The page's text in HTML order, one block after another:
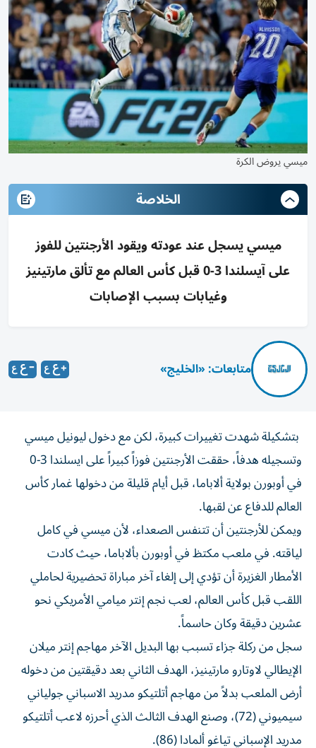
ميسي يروض الكرة
الخلاصة
ميسي يسجل عند عودته ويقود الأرجنتين للفوز
على آيسلندا 3-0 قبل كأس العالم مع تألق مارتينيز
وغيابات بسبب الإصابات
متابعات: «الخليج»
بتشكيلة شهدت تغييرات كبيرة، لكن مع دخول ليونيل ميسي
وتسجيله هدفاً، حققت الأرجنتين فوزاً كبيراً على ايسلندا 3-0
في أوبورن بولاية ألاباما، قبل أيام قليلة من دخولها غمار كأس
العالم للدفاع عن لقبها.
ويمكن للأرجنتين أن تتنفس الصعداء، لأن ميسي في كامل
لياقته. في ملعب مكتظ في أوبورن بألاباما، حيث كادت
الأمطار الغزيرة أن تؤدي إلى إلغاء آخر مباراة تحضيرية لحاملي
اللقب قبل كأس العالم، لعب نجم إنتر ميامي الأمريكي نحو
عشرين دقيقة وكان حاسماً.
سجل من ركلة جزاء تسبب بها البديل الآخر مهاجم إنتر ميلان
الإيطالي لاوتارو مارتينيز، الهدف الثاني بعد دقيقتين من دخوله
أرض الملعب بدلاً من مهاجم أتلتيكو مدريد الاسباني جولياني
سيميوني (72)، وصنع الهدف الثالث الذي أحرزه لاعب أتلتيكو
مدريد الإسباني تياغو ألمادا (86).